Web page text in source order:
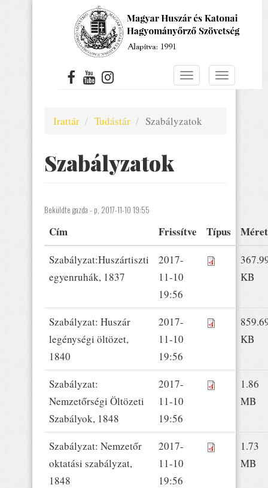
Navigáció
Navigáció
Irattár
Tudástár Szabályzatok
Szabályzatok
Beküldte gazda - p, 2017-11-10 19:55
Cím Frissítve Típus Méret
Szabályzat:Huszártiszti
egyenruhák, 1837
2017-
11-10
19:56
KB
Szabályzat: Huszár
legénységi öltözet,
1840
2017-
11-10
19:56
KB
Szabályzat:
Nemzetőrségi Öltözeti
Szabályok, 1848
2017-
11-10
19:56
1.86
MB
Szabályzat: Nemzetőr
oktatási szabályzat,
1848
2017-
11-10
19:56
1.73
MB